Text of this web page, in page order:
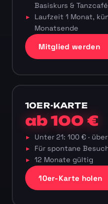
Basiskurs &
Laufzeit 1 Monat,
Monatsende
Mitglied werden
10ER-KARTE
ab 100 €
Unter 21: 100 € ·
Für spontane
12 Monate gültig
10er-Karte holen